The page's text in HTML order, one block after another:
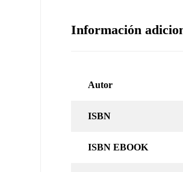
Información
Autor
ISBN
ISBN EBOOK